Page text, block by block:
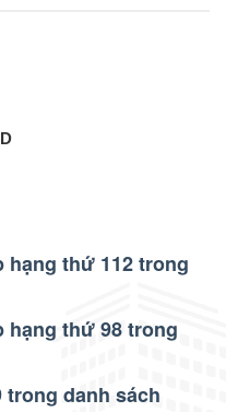
hạng thứ 112 trong
hạng thứ 98 trong
trong danh sách